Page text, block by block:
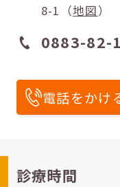
8-1（地図）
0883-82-
電話をかけ
診療時間